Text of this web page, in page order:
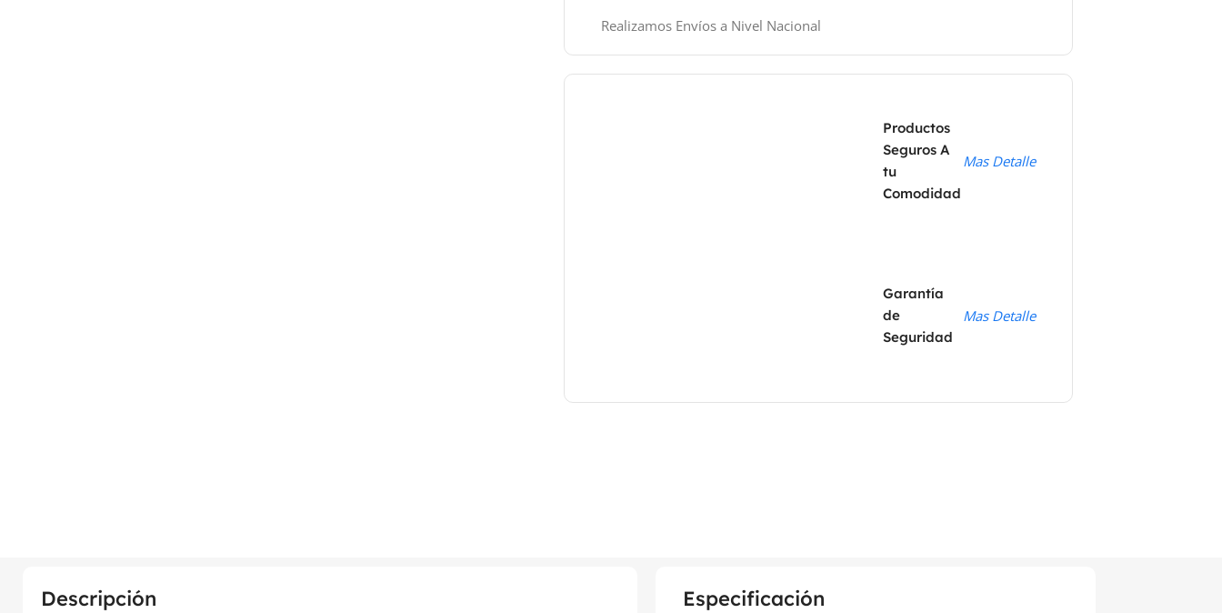
Realizamos Envíos a Nivel Nacional
Productos
Seguros A
tu
Comodidad
Mas Detalle
Garantía
de
Seguridad
Mas Detalle
Descripción Especificación